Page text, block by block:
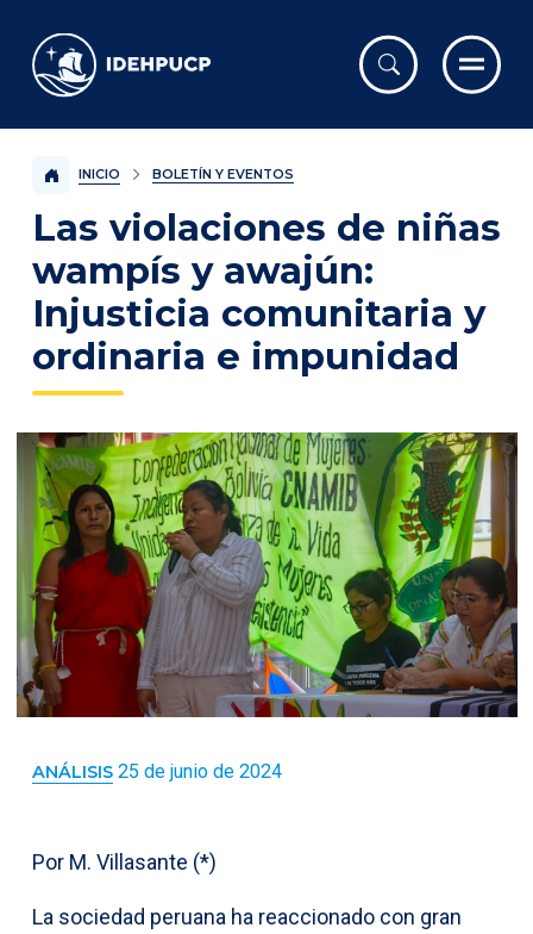
IDEHPUCP
INICIO BOLETÍN Y EVENTOS
Las violaciones de niñas
wampís y awajún:
Injusticia comunitaria y
ordinaria e impunidad
ANÁLISIS 25 de junio de 2024
Por M. Villasante (*)
La sociedad peruana ha reaccionado con gran